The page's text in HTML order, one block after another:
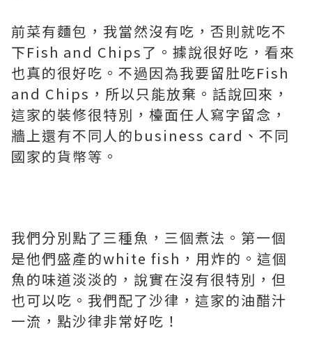
前菜有麵包，我當然沒有吃，否則就吃不
下Fish and Chips了。據說很好吃，看來
也真的很好吃。不過因為我要留肚吃Fish
and Chips，所以只能放棄。話說回來，
這家的裝修很特別，檯面任人寫字留念，
牆上還有不同人的business card、不同
國家的貨幣等。
我們分別點了三種魚，三個煮法。第一個
是他們盛產的white fish，用炸的。這個
魚的味道淡淡的，說實在沒有很特別，但
也可以吃。我們配了沙律，這家的油醋汁
一流，點沙律非常好吃！